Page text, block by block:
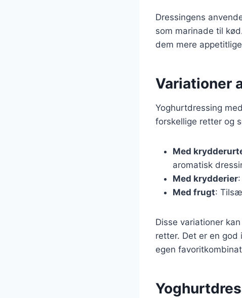
Dressingens
som marinade til
dem mere
Variationer
Yoghurtdressing
forskellige retter og
Med
aromatisk
Med krydderier
Med frugt:
Disse variationer
retter. Det er en
egen